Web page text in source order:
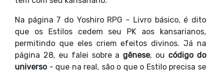
Na página 7 do Yoshiro RPG - Livro básico, é dito
que os Estilos cedem seu PK aos kansarianos,
permitindo que eles criem efeitos divinos. Já na
página 28, eu falei sobre a gênese, ou código do
universo- que na real, são o que o Estilo precisa se